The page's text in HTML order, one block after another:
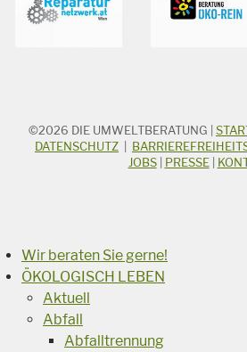
STICHWORTSUCHE
Suchbegriff
©2026 DIE UMWELTBERATUNG
DATENSCHUTZ
JOBS| PRESSE|
Wir beraten Sie gerne!
ÖKOLOGISCH LEBEN
Aktuell
Abfall
Abfalltrennung